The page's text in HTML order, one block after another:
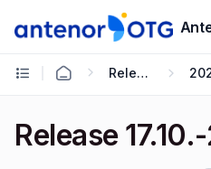
Release Notes
Release 17.10.-